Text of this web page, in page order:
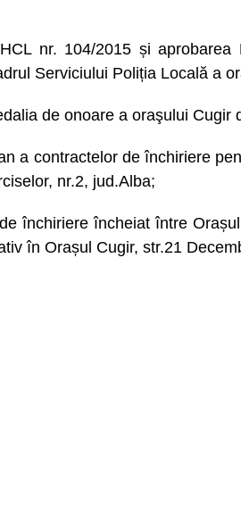
nr. 104/2015 și aprobarea
Serviciului Poliția Locală a
de onoare a oraşului Cugir
a contractelor de închiriere
nr.2, jud.Alba;
închiriere încheiat între
în Orașul Cugir, str.21